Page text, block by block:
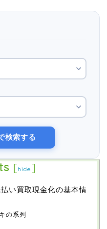
検索する
[hide ]
い買取現金化の基本情
の系列